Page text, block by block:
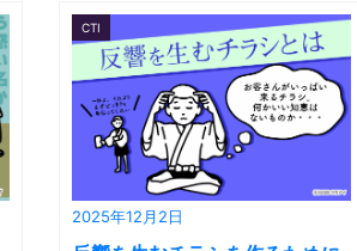
2025年12月2日
CTI